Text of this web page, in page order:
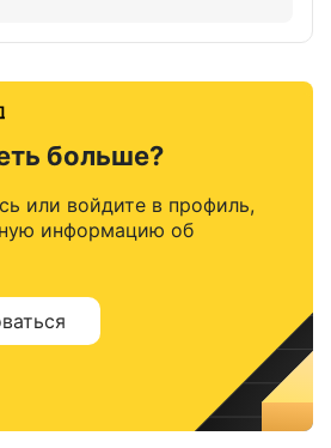
больше?
или войдите в профиль,
информацию об